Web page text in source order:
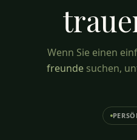
Wenn Sie einen
freunde suchen,